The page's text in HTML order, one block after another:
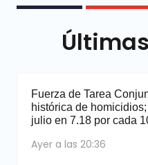
Fuerza de Tarea
histórica de
julio en 7.18 por cada
Ayer a las 20:36